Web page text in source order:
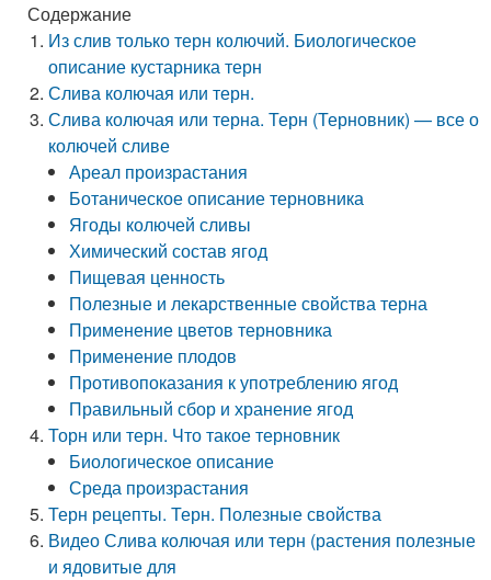
Содержание
Из слив только терн колючий. Биологическое
описание кустарника терн
Слива колючая или терн.
Слива колючая или терна. Терн (Терновник) — все о
колючей сливе
Ареал произрастания
Ботаническое описание терновника
Ягоды колючей сливы
Химический состав ягод
Пищевая ценность
Полезные и лекарственные свойства терна
Применение цветов терновника
Применение плодов
Противопоказания к употреблению ягод
Правильный сбор и хранение ягод
Торн или терн. Что такое терновник
Биологическое описание
Среда произрастания
Терн рецепты. Терн. Полезные свойства
Видео Слива колючая или терн (растения полезные
и ядовитые для